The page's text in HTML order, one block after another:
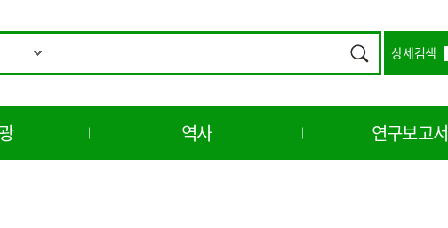
검
검색
상세검색
역사 연구보고서